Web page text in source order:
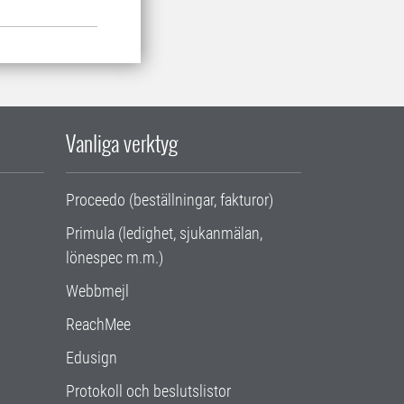
Vanliga verktyg
Proceedo (beställningar, fakturor)
Primula (ledighet, sjukanmälan,
lönespec m.m.)
Webbmejl
ReachMee
Edusign
Protokoll och beslutslistor